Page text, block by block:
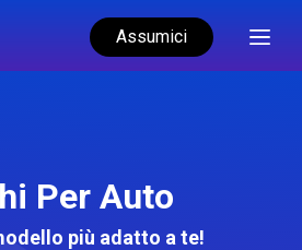
Assumici
Per Auto
più adatto a te!